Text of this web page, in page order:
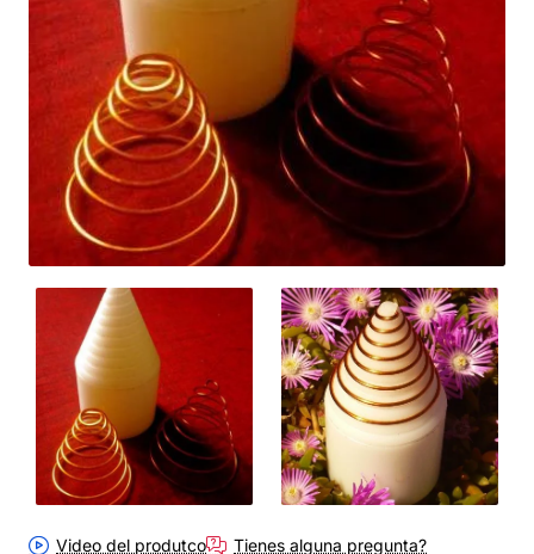
Nuevo
🔥 Lo mas vendido
Video del produtco Tienes alguna pregunta?